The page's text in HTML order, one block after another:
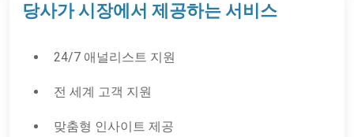
당사가 시장에서 제공하는 서비스
24/7 애널리스트 지원
전 세계 고객 지원
맞춤형 인사이트 제공